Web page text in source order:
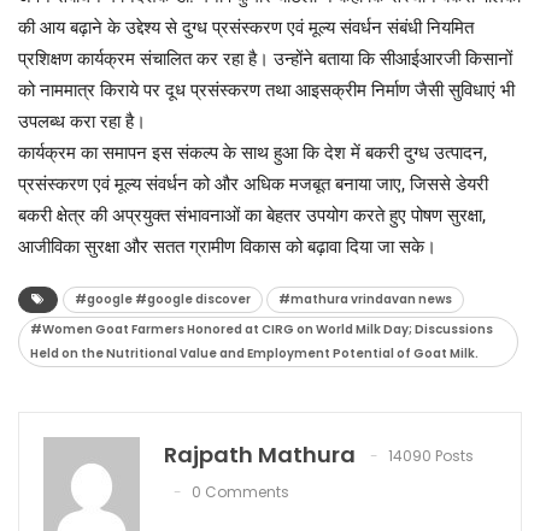
की आय बढ़ाने के उद्देश्य से दुग्ध प्रसंस्करण एवं मूल्य संवर्धन संबंधी नियमित
प्रशिक्षण कार्यक्रम संचालित कर रहा है। उन्होंने बताया कि सीआईआरजी किसानों
को नाममात्र किराये पर दूध प्रसंस्करण तथा आइसक्रीम निर्माण जैसी सुविधाएं भी
उपलब्ध करा रहा है।
कार्यक्रम का समापन इस संकल्प के साथ हुआ कि देश में बकरी दुग्ध उत्पादन,
प्रसंस्करण एवं मूल्य संवर्धन को और अधिक मजबूत बनाया जाए, जिससे डेयरी
बकरी क्षेत्र की अप्रयुक्त संभावनाओं का बेहतर उपयोग करते हुए पोषण सुरक्षा,
आजीविका सुरक्षा और सतत ग्रामीण विकास को बढ़ावा दिया जा सके।
#google #google discover
#mathura vrindavan news
#Women Goat Farmers Honored at CIRG on World Milk Day; Discussions
Held on the Nutritional Value and Employment Potential of Goat Milk.
Rajpath Mathura
14090 Posts
0 Comments